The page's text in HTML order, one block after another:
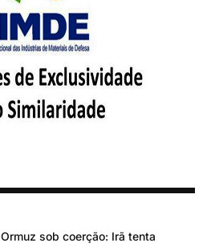
Ormuz sob coerção: Irã tenta